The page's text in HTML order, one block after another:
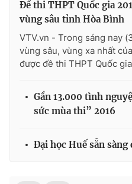
THỜI BÁO VTV
Theo dõi báo trên
Cơ quan chủ quản:Đài Truyền
Đề thi THPT Quốc gia
vùng sâu tỉnh Hòa Bình
VTV.vn - Trong sáng nay
vùng sâu, vùng xa nhất
được đề thi THPT Quốc
Gần 13.000 tình
sức mùa thi” 2016
Đại học Huế sẵn